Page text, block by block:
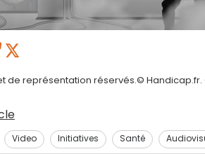
de représentation réservés.©
Video Initiatives Santé